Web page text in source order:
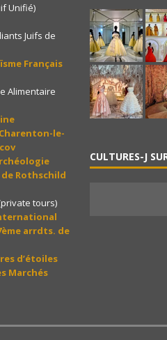
Unifié)
Juifs de
Français
Alimentaire
Charenton-le-
de Rothschild
tours)
arrdts. de
d’étoiles
Marchés
CULTURES-J